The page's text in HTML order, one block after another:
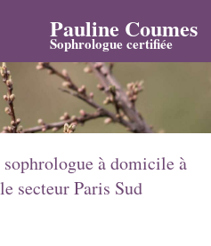
Pauline Coumes
Sophrologue certifiée
à domicile à
secteur Paris Sud